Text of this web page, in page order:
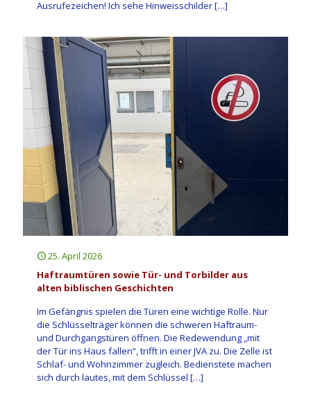
Ausrufezeichen! Ich sehe Hinweisschilder[…]
25. April 2026
Haftraumtüren sowie Tür- und Torbilder aus
alten biblischen Geschichten
Im Gefängnis spielen die Türen eine wichtige Rolle. Nur
die Schlüsselträger können die schweren Haftraum-
und Durchgangstüren öffnen. Die Redewendung „mit
der Tür ins Haus fallen“, trifft in einer JVA zu. Die Zelle ist
Schlaf- und Wohnzimmer zugleich. Bedienstete machen
sich durch lautes, mit dem Schlüssel […]